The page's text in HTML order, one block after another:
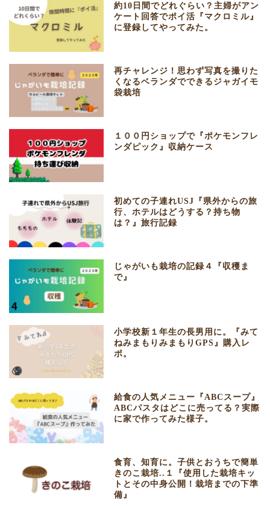
約10日間でどれぐらい？主婦がアン
ケート回答でポイ活『マクロミル』
に登録してやってみた。
再チャレンジ！思わず写真を撮りた
くなるベランダでできるジャガイモ
袋栽培
１００円ショップで『ポケモンフレ
ンダピック』収納ケース
初めての子連れUSJ『県外からの旅
行、ホテルはどうする？持ち物
は？』旅行記録
じゃがいも栽培の記録４『収穫ま
で』
小学校新１年生の長男用に。『みて
ねみまもりみまもりGPS』購入レ
ポ。
給食の人気メニュー『ABCスープ』
ABCパスタはどこに売ってる？実際
に家で作ってみた様子。
食育、知育に。子供とおうちで簡単
きのこ栽培..１『使用した栽培キッ
トとその中身公開！栽培までの下準
備』